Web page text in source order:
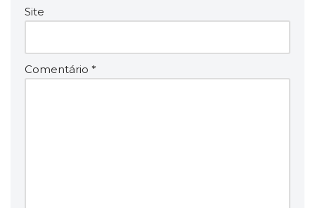
Site
Comentário *